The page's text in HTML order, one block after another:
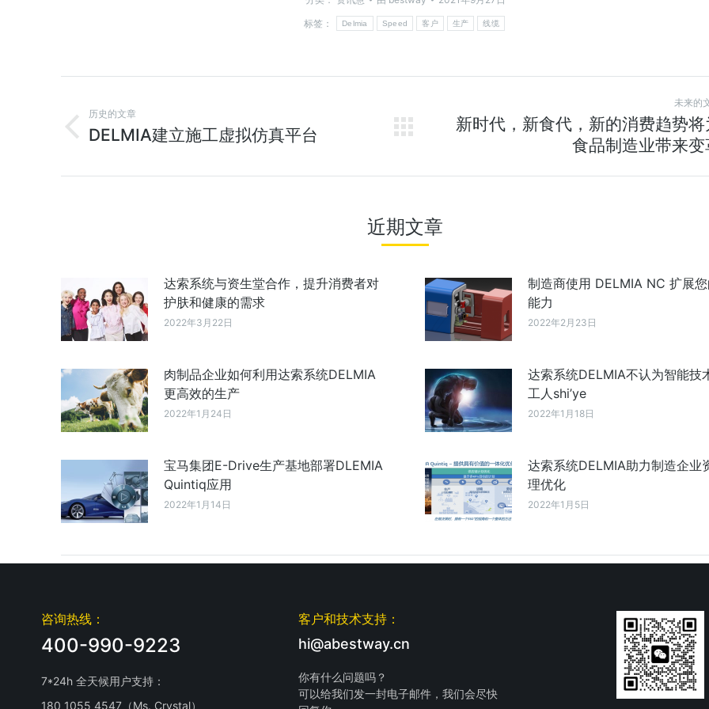
标签：
Delmia Speed 客户 生产 线缆
历史的文章
DELMIA建立施工虚拟仿真平台
未来的
新时代，新食代，新的消费趋势将
食品制造业带来变
近期文章
达索系统与资生堂合作，提升消费者对
护肤和健康的需求
2022年3月22日
制造商使用 DELMIA NC 扩展
能力
2022年2月23日
肉制品企业如何利用达索系统DELMIA
更高效的生产
2022年1月24日
达索系统DELMIA不认为智能技
工人shi’ye
2022年1月18日
宝马集团E-Drive生产基地部署DLEMIA
Quintiq应用
2022年1月14日
达索系统DELMIA助力制造企业
理优化
2022年1月5日
咨询热线：
400-990-9223
7*24h 全天候用户支持：
180 1055 4547（Ms. Crystal）
客户和技术支持：
hi@abestway.cn
你有什么问题吗？
可以给我们发一封电子邮件，我们会尽快